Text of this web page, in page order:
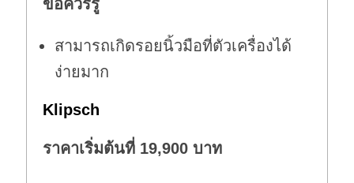
ข้อควรรู้
สามารถเกิดรอยนิ้วมือที่ตัวเครื่องได้
ง่ายมาก
Klipsch
ราคาเริ่มต้นที่ 19,900 บาท